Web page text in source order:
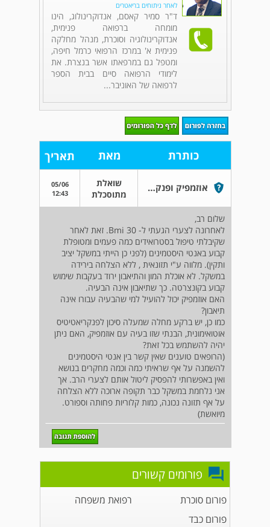
לאחר ניתוחים בריאטרים
ד"ר סמיר קאסם, אנדוקרינולוג, הינו
מומחה ברפואה פנימית,
אנדוקרינולוגיה וסוכרת, מנהל מחלקה
פנימית א' במרכז הרפואי כרמל חיפה,
ומטפל גם במרפאתו אשר בנצרת. את
לימודי הרפואה סיים בבית הספר
לרפואה של האוניבר...
כותרת מאת תאריך
אוזמפיק ופנקריאטיטיס
שואלת
מתוסכלת
05/06
12:43
שלום רב,
לאחרונה לצערי הגעתי ל- Bmi 30. זאת לאחר
שקיבלתי טיפול בסטרואידים כמה פעמים ומטופלת
קבוע באנטי היסטמינים (לפני כן הייתי במשקל יציב
ותקין). מלווה ע"י תזונאית , ללא הצלחה בירידה
במשקל. לא אוכלת המון והתיאבון ירוד בעקבות שימוש
קבוע בקונצרטה. כך שתיאבון אינה הבעיה.
האם אוזמפיק יכול להועיל למי שהבעיה עבורו אינה
תיאבון?
כמו כן, יש ברקע מחלה שמעלה סיכון לפנקריאטיטיס
אוטואימונית, הבנתי שזו בעיה עם אוזמפיק, האם ניתן
יהיה להשתמש בכל זאת?
(הרופאים טוענים שאין קשר בין אנטי היסטמינים
להשמנה על אף שראיתי כמה וכמה מחקרים בנושא
ואין באפשרותי להפסיק ליטול אותם לצערי הרב. אך
אני נלחמת במשקל כבר תקופה ארוכה ללא הצלחה
על אף תזונה נכונה, כמות קלוריות פחותה וספורט.
מיואשת)
פורומים קשורים
פורום סוכרת
רפואת משפחה
פורום כבד